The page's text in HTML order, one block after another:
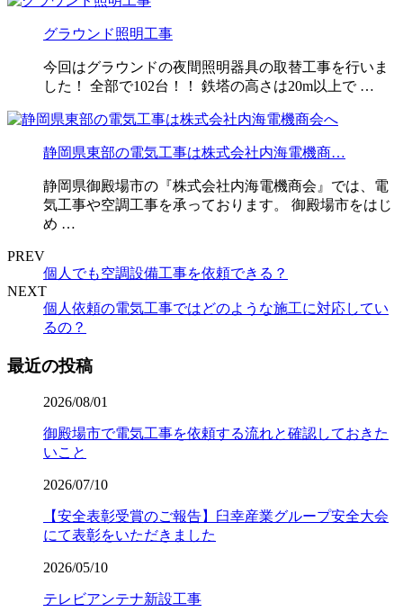
グラウンド照明工事
今回はグラウンドの夜間照明器具の取替工事を行いま
した！ 全部で102台！！ 鉄塔の高さは20m以上で …
静岡県東部の電気工事は株式会社内海電機商…
静岡県御殿場市の『株式会社内海電機商会』では、電
気工事や空調工事を承っております。 御殿場市をはじ
め …
PREV
個人でも空調設備工事を依頼できる？
NEXT
個人依頼の電気工事ではどのような施工に対応してい
るの？
最近の投稿
2026/08/01
御殿場市で電気工事を依頼する流れと確認しておきた
いこと
2026/07/10
【安全表彰受賞のご報告】臼幸産業グループ安全大会
にて表彰をいただきました
2026/05/10
テレビアンテナ新設工事